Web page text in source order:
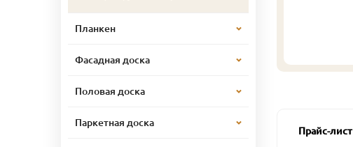
Прайс-лист
Планкен
Фасадная доска
Половая доска
Паркетная доска